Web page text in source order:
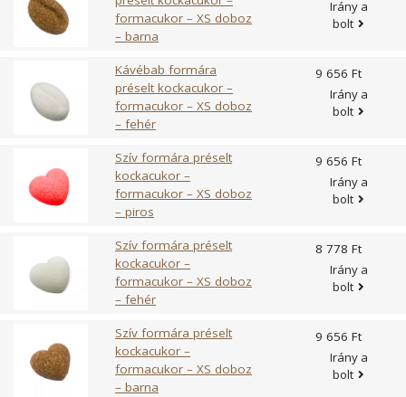
kiszerelésben!
Összetevők
A termék 1 kg-ra számíott anyagösszetétele:
Szacharóz: minimum 997 g. A késztermékben 2 %-nál
kisebb mennyiségben felhasználva
(E163) Natblue maximum: 1 g
(MÉ 1-2-94/36 . számú melléklet 1. rész
előrásának megfelelően)
Nádcukor, porcukor és ételszínezék
További, kizárólag természetes ételszínezékek: E150a,
E120, E131, E163, E100, E160a, E141, Spirulina blue,
Összetevőinkről részletesebben az alábbi gombra
kattinva olvashatszhttps://coffeetry.hu/termek-
osszetevok-leirasa/
Fehér és színes termékek
/100 g
Kalória
399 Kcal/1686 kJ
Fehérje
-
formacukor – XS doboz
– barna
Irány a
bolt
Kávébab formára
préselt kockacukor –
formacukor – XS doboz
– fehér
9 656 Ft
Irány a
bolt
Szív formára préselt
kockacukor –
formacukor – XS doboz
– piros
9 656 Ft
Irány a
bolt
Szív formára préselt
kockacukor –
formacukor – XS doboz
– fehér
8 778 Ft
Irány a
bolt
Szív formára préselt
kockacukor –
formacukor – XS doboz
– barna
9 656 Ft
Irány a
bolt